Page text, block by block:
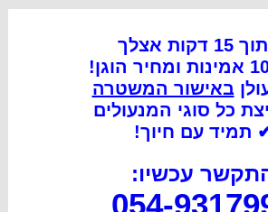
דקות אצלך
באישור המשטרה
כל סוגי המנעולים
תמיד עם חיוך!
עכשיו:
054-